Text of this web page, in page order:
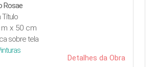
Rosae
x 50 cm
sobre tela
Detalhes da Obra